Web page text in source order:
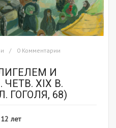
0 Комментарии
И
XIX В.
ГОГОЛЯ, 68)
лет